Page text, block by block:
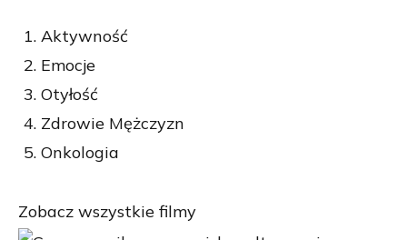
Aktywność
Emocje
Otyłość
Zdrowie Mężczyzn
Onkologia
Zobacz wszystkie filmy